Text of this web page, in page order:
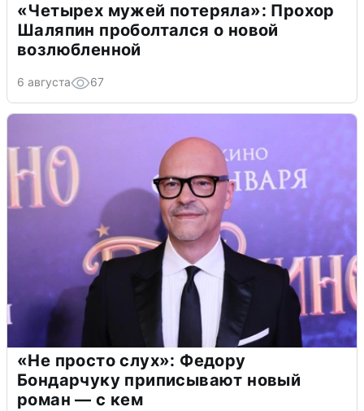
«Четырех мужей потеряла»: Прохор
Шаляпин проболтался о новой
возлюбленной
6 августа 67
«Не просто слух»: Федору
Бондарчуку приписывают новый
роман — с кем